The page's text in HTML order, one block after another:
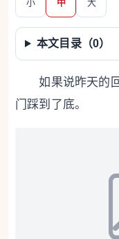
小 中 大
本文目录（0）
如果说昨天的回
门踩到了底。